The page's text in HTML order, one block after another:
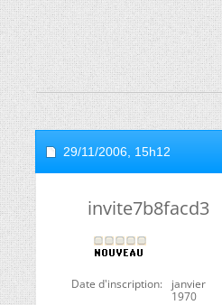
29/11/2006, 15h12
invite7b8facd3
Date d'inscription
janvier
1970